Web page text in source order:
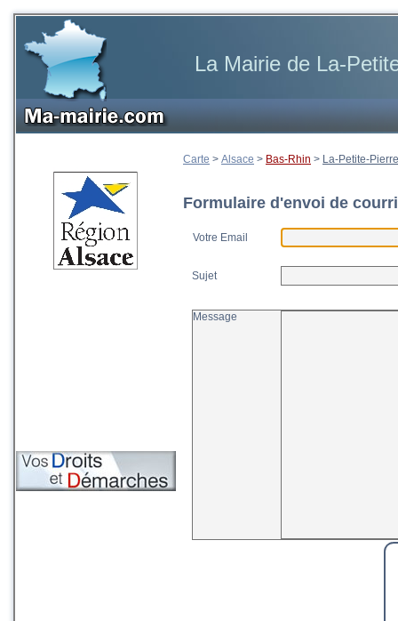
La Mairie de La-
Carte > Alsace > Bas-Rhin > La-Petite-Pierre
Formulaire d'envoi de
Votre Email
Sujet
Message